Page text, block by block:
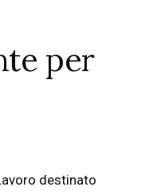
per
destinato